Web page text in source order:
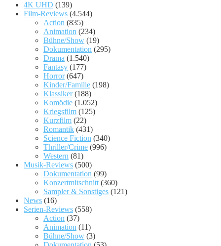
4K UHD (139)
Film-Reviews (4.544)
Action (835)
Animation (234)
Bühne/Show (19)
Dokumentation (295)
Drama (1.540)
Fantasy (177)
Horror(647)
Kinder/Familie (198)
Klassiker(188)
Komödie (1.052)
Kriegsfilm (125)
Kurzfilm (22)
Romantik (431)
Science Fiction (340)
Thriller/Crime (996)
Western (81)
Musik-Reviews (500)
Dokumentation (99)
Konzertmitschnitt(360)
Sampler & Sonstiges (121)
News (16)
Serien-Reviews (558)
Action (37)
Animation (11)
Bühne/Show (3)